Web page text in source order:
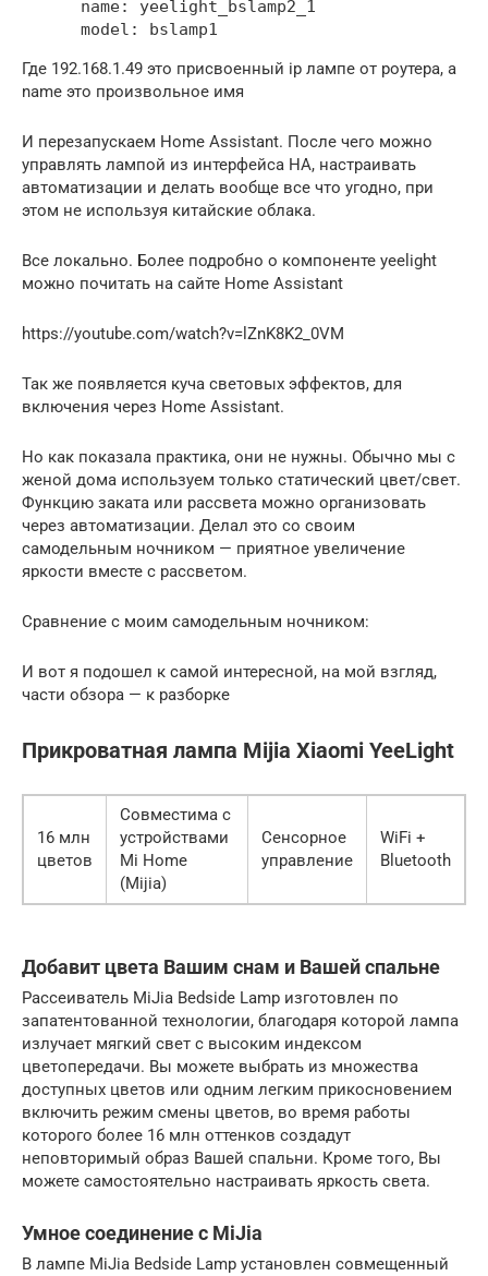
      name: yeelight_bslamp2_1
      model: bslamp1
Где 192.168.1.49 это присвоенный ip лампе от роутера, а
name это произвольное имя
И перезапускаем Home Assistant. После чего можно
управлять лампой из интерфейса HA, настраивать
автоматизации и делать вообще все что угодно, при
этом не используя китайские облака.
Все локально. Более подробно о компоненте yeelight
можно почитать на сайте Home Assistant
https://youtube.com/watch?v=lZnK8K2_0VM
Так же появляется куча световых эффектов, для
включения через Home Assistant.
Но как показала практика, они не нужны. Обычно мы с
женой дома используем только статический цвет/свет.
Функцию заката или рассвета можно организовать
через автоматизации. Делал это со своим
самодельным ночником — приятное увеличение
яркости вместе с рассветом.
Сравнение с моим самодельным ночником:
И вот я подошел к самой интересной, на мой взгляд,
части обзора — к разборке
​Прикроватная лампа Mijia Xiaomi YeeLight
16 млн
цветов
Совместима с
устройствами
Mi Home
(Mijia)
Сенсорное
управление
WiFi +
Bluetooth
Добавит цвета Вашим снам и Вашей спальне
Рассеиватель MiJia Bedside Lamp изготовлен по
запатентованной технологии, благодаря которой лампа
излучает мягкий свет с высоким индексом
цветопередачи. Вы можете выбрать из множества
доступных цветов или одним легким прикосновением
включить режим смены цветов, во время работы
которого более 16 млн оттенков создадут
неповторимый образ Вашей спальни. Кроме того, Вы
можете самостоятельно настраивать яркость света.
Умное соединение с MiJia
В лампе MiJia Bedside Lamp установлен совмещенный